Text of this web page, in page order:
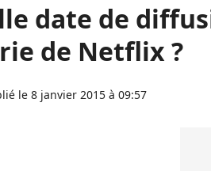
date de
de Netflix ?
le 8 janvier 2015 à 09:57